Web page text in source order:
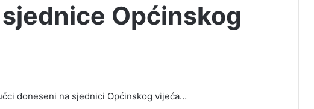
Općinskog
doneseni na sjednici Općinskog vijeća…